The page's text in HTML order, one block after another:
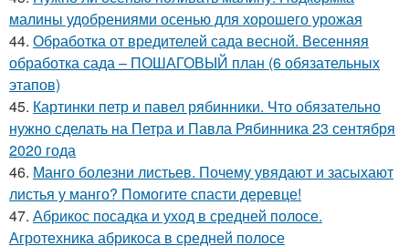
малины удобрениями осенью для хорошего урожая
44. Обработка от вредителей сада весной. Весенняя
обработка сада – ПОШАГОВЫЙ план (6 обязательных
этапов)
45. Картинки петр и павел рябинники. Что обязательно
нужно сделать на Петра и Павла Рябинника 23 сентября
2020 года
46. Манго болезни листьев. Почему увядают и засыхают
листья у манго? Помогите спасти деревце!
47. Абрикос посадка и уход в средней полосе.
Агротехника абрикоса в средней полосе